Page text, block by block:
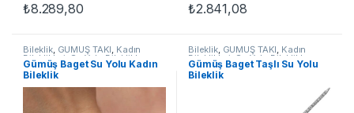
₺8.289,80 ₺2.841,08
Bileklik, GÜMÜŞ TAKI, Kadın
Bileklikleri Su Yolu Bileklikler
Gümüş Baget Su Yolu Kadın
Bileklik
Bileklik, GÜMÜŞ TAKI, Kadın
Bileklikleri Su Yolu Bileklikler
Gümüş Baget Taşlı Su Yolu
Bileklik